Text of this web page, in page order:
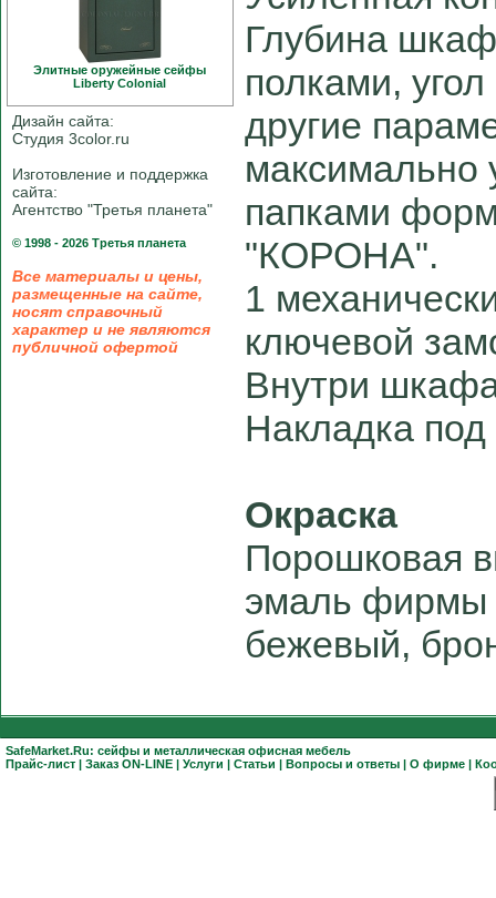
Элитные оружейные сейфы
Liberty Colonial
Дизайн сайта:
Студия 3color.ru
Изготовление и поддержка
сайта:
Агентство "Третья планета"
© 1998 - 2026 Третья планета
Все материалы и цены,
размещенные на сайте,
носят справочный
характер и не являются
публичной офертой
Глубина
полками,
другие
максимально
папками
"КОРОНА".
1
ключевой
Внутри
Накладка под
Окраска
Порошковая
эмаль фирмы
бежевый,
SafeMarket.Ru: сейфы и металлическая офисная мебель
Прайс-лист | Заказ ON-LINE | Услуги | Статьи | Вопросы и ответы | О фирме |